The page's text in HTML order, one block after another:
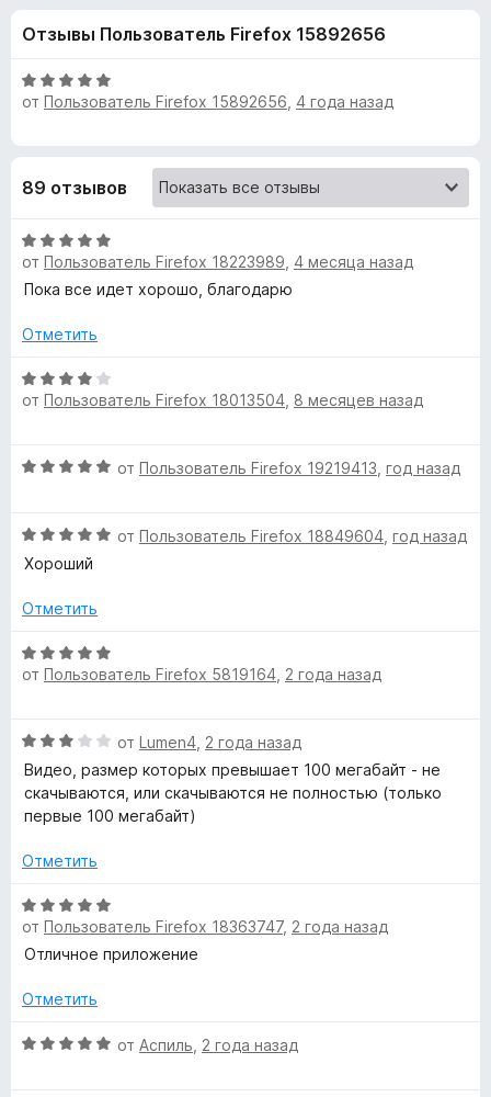
е
а
e
o
x
а
«
O
k
T
o
o
s
-
р
а
с
ш
и
р
е
н
и
е
1
з
5
Отзывы Пользователь Firefox 15892656
О
ц
н
н
а
5
з
от Пользователь Firefox 15892656 4 года назад
89 отзывов
О
ц
е
е
о
н
и
от Пользователь Firefox 18223989 4 месяца назад
Пока все идет хорошо, благодарю
Отметить
О
ц
е
н
а
и
5
от Пользователь Firefox 18013504 8 месяцев назад
О
н
е
о
а
5
5
от Пользователь Firefox 19219413 год назад
О
ц
н
н
о
5
и
з
5
от Пользователь Firefox 18849604 год назад
Хороший
Отметить
О
ц
е
н
о
н
5
з
5
от Пользователь Firefox 5819164 2 года назад
О
ц
е
н
н
н
а
3
з
от Lumen4 2 года назад
Видео, размер которых превышает 100 мегабайт - не
скачываются, или скачываются не полностью (только
первые 100 мегабайт)
Отметить
О
ц
е
е
о
от Пользователь Firefox 18363747, 2 года назад
Отличное приложение
Отметить
О
от Аспиль 2 года назад